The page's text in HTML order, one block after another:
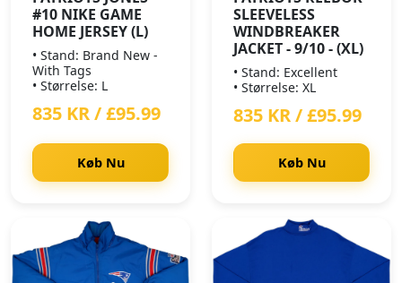
#10 NIKE GAME
HOME JERSEY (L)
• Stand: Brand New -
With Tags
• Størrelse: L
835 KR / £95.99
Køb Nu
SLEEVELESS
WINDBREAKER
JACKET - 9/10 - (XL)
• Stand: Excellent
• Størrelse: XL
835 KR / £95.99
Køb Nu